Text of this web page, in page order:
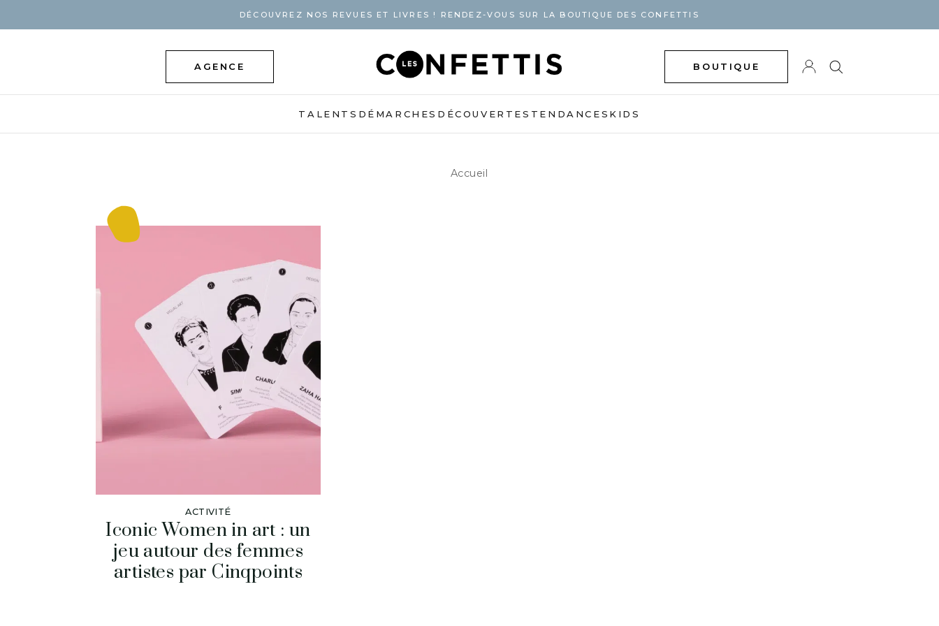
DÉCOUVREZ NOS REVUES ET LIVRES ! RENDEZ-VOUS SUR LA BOUTIQUE DES CONFETTIS
AGENCE BOUTIQUE
TALENTS DÉMARCHES DÉCOUVERTES TENDANCES KIDS
Accueil
ACTIVITÉ
Iconic Women in art : un
jeu autour des femmes
artistes par Cinqpoints